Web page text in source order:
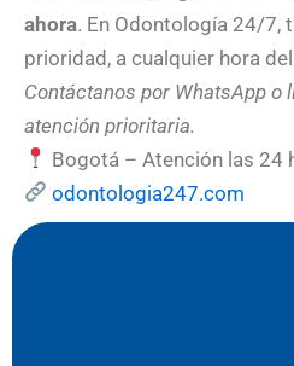
ahora. En Odontología 24/7,
prioridad, a cualquier hora
Contáctanos por WhatsApp o
atención prioritaria.
Bogotá – Atención las 24
odontologia247.com